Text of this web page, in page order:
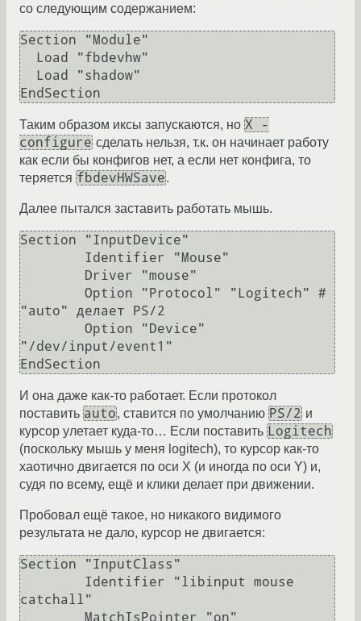
со следующим содержанием:
Section "Module"
Таким образом иксы запускаются, но X -
configure сделать нельзя, т.к. он начинает работу
как если бы конфигов нет, а если нет конфига, то
теряется fbdevHWSave.
Далее пытался заставить работать мышь.
Section "InputDevice"
"auto" делает PS/2
"/dev/input/event1"
И она даже как-то работает. Если протокол
поставить auto, ставится по умолчанию PS/2 и
курсор улетает куда-то… Если поставить Logitech
(поскольку мышь у меня logitech), то курсор как-то
хаотично двигается по оси X (и иногда по оси Y) и,
судя по всему, ещё и клики делает при движении.
Пробовал ещё такое, но никакого видимого
результата не дало, курсор не двигается:
Section "InputClass"
catchall"